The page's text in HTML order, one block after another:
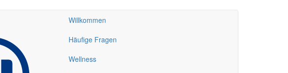
Willkommen
Häufige Fragen
Wellness